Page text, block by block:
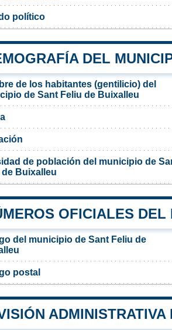
político
DEL
de los habitantes (gentilicio) del
de Sant Feliu de Buixalleu
de población del municipio de
de Buixalleu
OFICIALES
del municipio de Sant Feliu de
postal